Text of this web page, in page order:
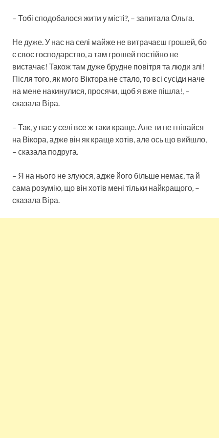
– Тобі сподобалося жити у місті?, – запитала Ольга.
Не дуже. У нас на селі майже не витрачаєш грошей, бо
є своє господарство, а там грошей постійно не
вистачає! Також там дуже брудне повітря та люди злі!
Після того, як мого Віктора не стало, то всі сусіди наче
на мене накинулися, просячи, щоб я вже пішла!, –
сказала Віра.
– Так, у нас у селі все ж таки краще. Але ти не гнівайся
на Вікора, адже він як краще хотів, але ось що вийшло,
– сказала подруга.
– Я на нього не злуюся, адже його більше немає, та й
сама розумію, що він хотів мені тільки найкращого, –
сказала Віра.